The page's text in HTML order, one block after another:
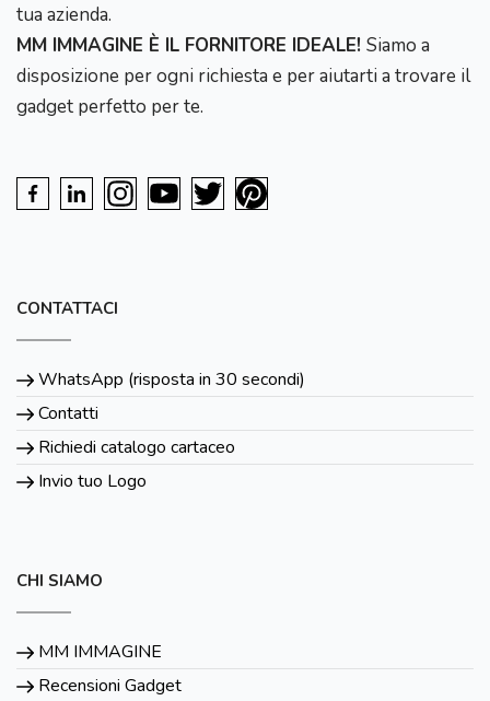
tua azienda.
MM IMMAGINE È IL FORNITORE IDEALE! Siamo a
disposizione per ogni richiesta e per aiutarti a trovare il
gadget perfetto per te.
CONTATTACI
WhatsApp (risposta in 30 secondi)
Contatti
Richiedi catalogo cartaceo
Invio tuo Logo
CHI SIAMO
MM IMMAGINE
Recensioni Gadget